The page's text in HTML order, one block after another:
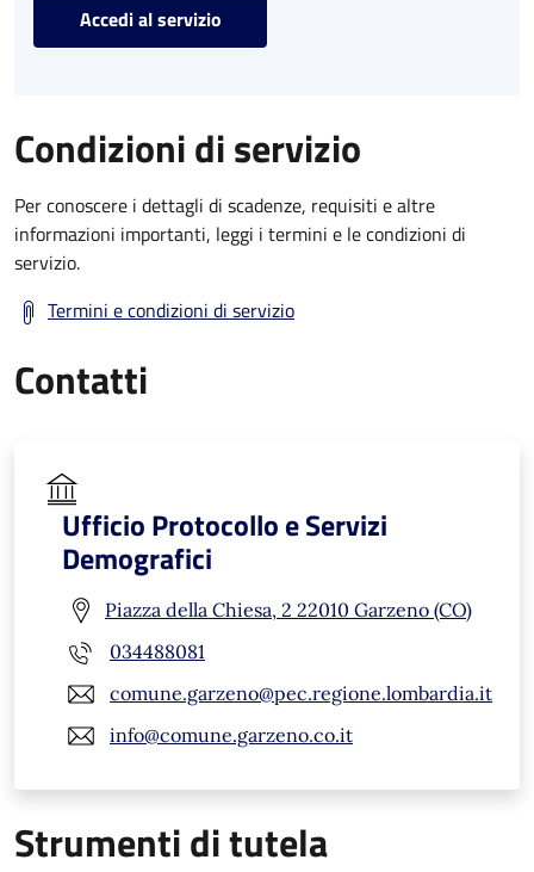
Accedi al servizio
Condizioni di servizio
Per conoscere i dettagli di scadenze, requisiti e altre
informazioni importanti, leggi i termini e le condizioni di
servizio.
Termini e condizioni di servizio
Contatti
Ufficio Protocollo e Servizi
Demografici
Piazza della Chiesa, 2 22010 Garzeno (CO)
034488081
comune.garzeno@pec.regione.lombardia.it
info@comune.garzeno.co.it
Strumenti di tutela